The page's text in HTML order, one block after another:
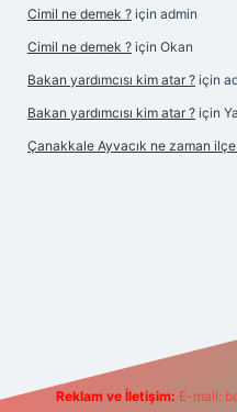
Cimil ne demek ? için admin
Cimil ne demek ? için Okan
Bakan yardımcısı kim atar ? için
Bakan yardımcısı kim atar ? için
Çanakkale Ayvacık ne zaman
Reklam ve İletişim: E-mail: